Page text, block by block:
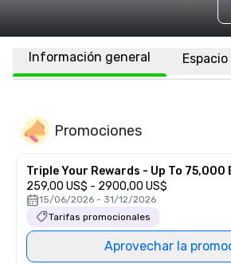
Información general
Promociones
Triple Your Rewards - Up To 75,000
259,00 US$ - 2900,00 US$
15/06/2026 - 31/12/2026
Tarifas promocionales
Aprovechar la